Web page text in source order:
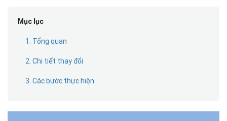
Mục lục
1. Tổng quan
2. Chi tiết thay đổi
3. Các bước thực hiện